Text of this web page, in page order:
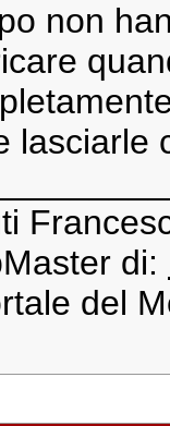
non
lasciarle
di:
del